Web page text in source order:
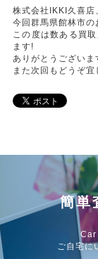
株式会社IKKI久喜店
今回群馬県館林市の
この度は数ある買
ます!
ありがとうございま
また次回もどうぞ宜
簡単
Car
ご自宅に